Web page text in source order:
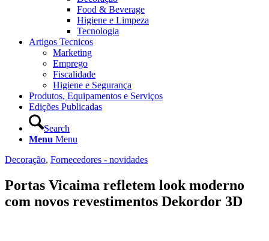
Food & Beverage
Higiene e Limpeza
Tecnologia
Artigos Tecnicos
Marketing
Emprego
Fiscalidade
Higiene e Segurança
Produtos, Equipamentos e Serviços
Edições Publicadas
Search
Menu Menu
Decoração, Fornecedores - novidades
Portas Vicaima refletem look moderno
com novos revestimentos Dekordor 3D